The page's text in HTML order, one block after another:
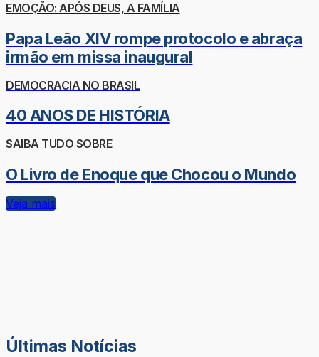
EMOÇÃO: APÓS DEUS, A FAMÍLIA
Papa Leão XIV rompe protocolo e abraça
irmão em missa inaugural
DEMOCRACIA NO BRASIL
40 ANOS DE HISTÓRIA
SAIBA TUDO SOBRE
O Livro de Enoque que Chocou o Mundo
Veja mais
Últimas Notícias